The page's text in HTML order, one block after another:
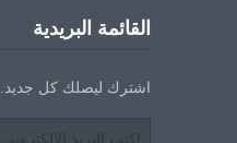
القائمة البريدية
اشترك ليصلك كل جديد.